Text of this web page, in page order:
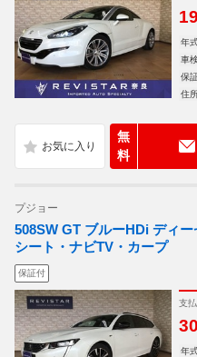
年
車検
保
住
無
料
プジョー
508SW GT ブルーHDi ディ
シート・ナビTV・カープ
保証付
支
年